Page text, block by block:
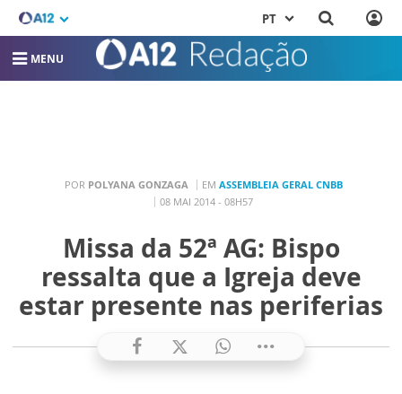
PT
MENU
POR POLYANA GONZAGA EM ASSEMBLEIA GERAL CNBB
08 MAI 2014 - 08H57
Missa da 52ª AG: Bispo
ressalta que a Igreja deve
estar presente nas periferias